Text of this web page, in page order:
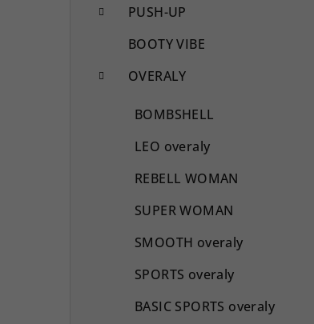
PUSH-UP
BOOTY VIBE
OVERALY
BOMBSHELL
LEO overaly
REBELL WOMAN
SUPER WOMAN
SMOOTH overaly
SPORTS overaly
BASIC SPORTS overaly